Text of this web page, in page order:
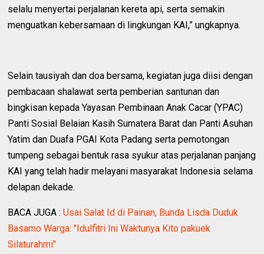
selalu menyertai perjalanan kereta api, serta semakin
menguatkan kebersamaan di lingkungan KAI,” ungkapnya.
Selain tausiyah dan doa bersama, kegiatan juga diisi dengan
pembacaan shalawat serta pemberian santunan dan
bingkisan kepada Yayasan Pembinaan Anak Cacar (YPAC)
Panti Sosial Belaian Kasih Sumatera Barat dan Panti Asuhan
Yatim dan Duafa PGAI Kota Padang serta pemotongan
tumpeng sebagai bentuk rasa syukur atas perjalanan panjang
KAI yang telah hadir melayani masyarakat Indonesia selama
delapan dekade.
BACA JUGA :Usai Salat Id di Painan, Bunda Lisda Duduk
Basamo Warga: "Idulfitri Ini Waktunya Kito pakuek
Silaturahmi"